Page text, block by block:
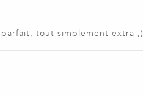
parfait, tout simplement extra ;)